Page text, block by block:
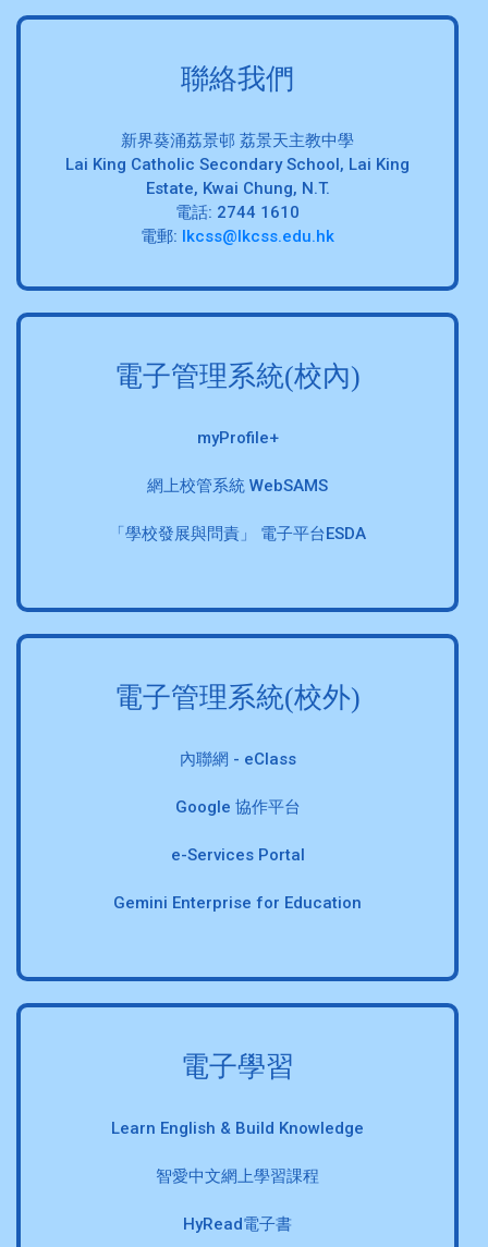
聯絡我們
新界葵涌荔景邨 荔景天主教中學
Lai King Catholic Secondary School, Lai King
Estate, Kwai Chung, N.T.
電話: 2744 1610
電郵: lkcss@lkcss.edu.hk
電子管理系統(校內)
myProfile+
網上校管系統 WebSAMS
「學校發展與問責」 電子平台ESDA
電子管理系統(校外)
內聯網 - eClass
Google 協作平台
e-Services Portal
Gemini Enterprise for Education
電子學習
Learn English & Build Knowledge
智愛中文網上學習課程
HyRead電子書